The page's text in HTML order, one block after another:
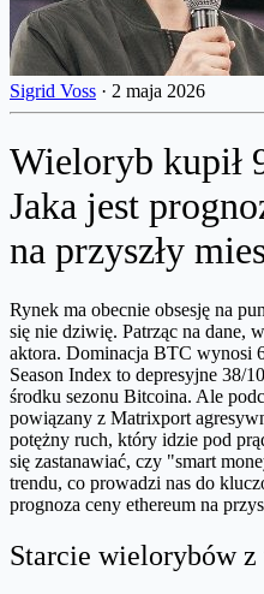
Sigrid Voss · 2 maja 2026
Wieloryb kupił
Jaka jest
na przyszły
Rynek ma obecnie obsesję na
się nie dziwię. Patrząc na dane,
aktora. Dominacja BTC wynosi
Season Index to depresyjne 38/
środku sezonu Bitcoina. Ale
powiązany z Matrixport
potężny ruch, który idzie pod
się zastanawiać, czy "smart
trendu, co prowadzi nas do
prognoza ceny ethereum na
Starcie wielorybów z